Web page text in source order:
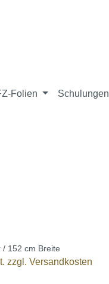
Folien Schulungen
/ 152 cm Breite
zzgl. Versandkosten